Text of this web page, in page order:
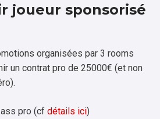
joueur sponsorisé
organisées par 3 rooms
un contrat pro de 25000€ (et non
pro (cf détails ici)